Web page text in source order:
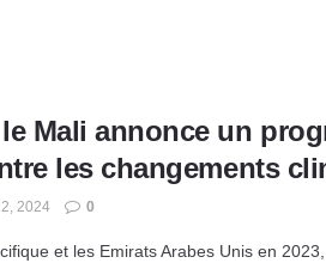
le Mali annonce un
les changements
2024 0
et les Emirats Arabes Unis en